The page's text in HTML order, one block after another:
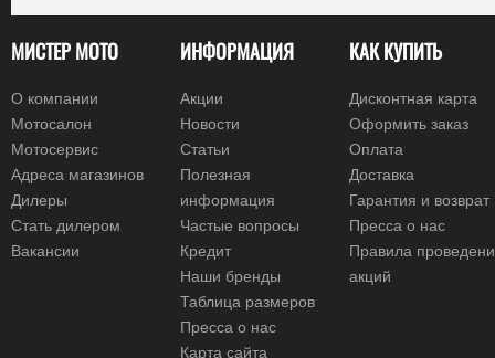
МИСТЕР МОТО
О компании
Мотосалон
Мотосервис
Адреса магазинов
Дилеры
Стать дилером
Вакансии
ИНФОРМАЦИЯ
Акции
Новости
Статьи
Полезная
информация
Частые вопросы
Кредит
Наши бренды
Таблица размеров
Пресса о нас
Карта сайта
КАК КУПИТЬ
Дисконтная карта
Оформить заказ
Оплата
Доставка
Гарантия и возврат
Пресса о нас
Правила
акций